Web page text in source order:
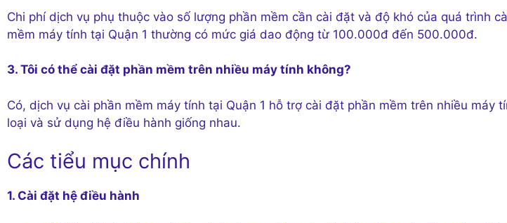
Chi phí dịch vụ phụ thuộc vào số lượng phần mềm cần cài đặt và độ khó của quá trình
mềm máy tính tại Quận 1 thường có mức giá dao động từ 100.000đ đến 500.000đ.
3. Tôi có thể cài đặt phần mềm trên nhiều máy tính không?
Có, dịch vụ cài phần mềm máy tính tại Quận 1 hỗ trợ cài đặt phần mềm trên nhiều máy
loại và sử dụng hệ điều hành giống nhau.
Các tiểu mục chính
1. Cài đặt hệ điều hành